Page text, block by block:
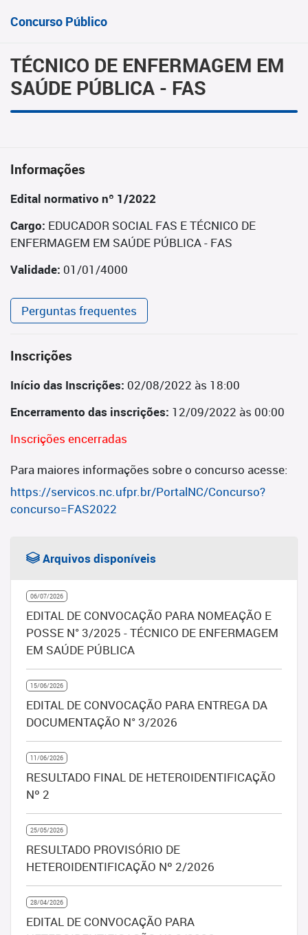
Concurso Público
TÉCNICO DE ENFERMAGEM EM
SAÚDE PÚBLICA - FAS
Informações
Edital normativo nº 1/2022
Cargo: EDUCADOR SOCIAL FAS E TÉCNICO DE
ENFERMAGEM EM SAÚDE PÚBLICA - FAS
Validade: 01/01/4000
Perguntas frequentes
Inscrições
Início das Inscrições: 02/08/2022 às 18:00
Encerramento das inscrições: 12/09/2022 às 00:00
Inscrições encerradas
Para maiores informações sobre o concurso acesse:
https://servicos.nc.ufpr.br/PortalNC/Concurso?
concurso=FAS2022
Arquivos disponíveis
06/07/2026
EDITAL DE CONVOCAÇÃO PARA NOMEAÇÃO E
POSSE N° 3/2025 - TÉCNICO DE ENFERMAGEM
EM SAÚDE PÚBLICA
15/06/2026
EDITAL DE CONVOCAÇÃO PARA ENTREGA DA
DOCUMENTAÇÃO N° 3/2026
11/06/2026
RESULTADO FINAL DE HETEROIDENTIFICAÇÃO
Nº 2
25/05/2026
RESULTADO PROVISÓRIO DE
HETEROIDENTIFICAÇÃO Nº 2/2026
28/04/2026
EDITAL DE CONVOCAÇÃO PARA